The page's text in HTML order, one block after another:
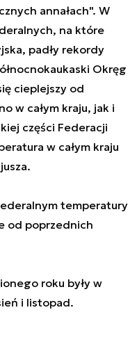
annałach". W
na które
padły rekordy
Okręg
cieplejszy od
w całym kraju, jak i
części Federacji
w całym kraju
temperatury
od poprzednich
roku były w
i listopad.